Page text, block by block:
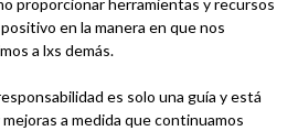
proporcionar herramientas y recursos
en la manera en que nos
a lxs demás.
es solo una guía y está
a medida que continuamos